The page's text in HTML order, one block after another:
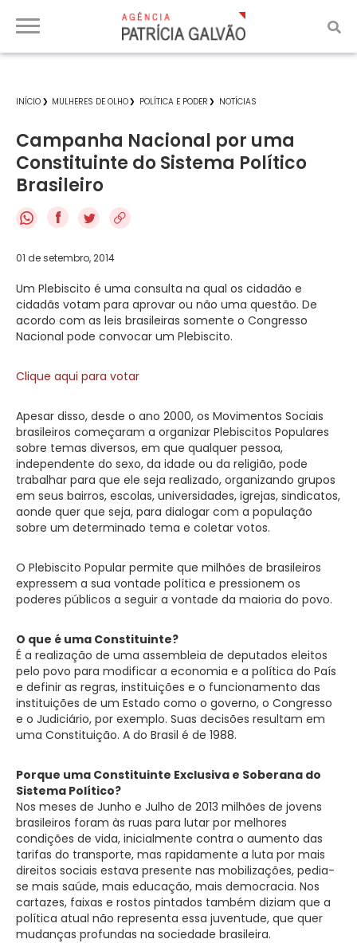
INÍCIO MULHERES DE OLHO POLÍTICA E PODER NOTÍCIAS
Campanha Nacional por uma
Constituinte do Sistema Político
Brasileiro
f
01 de setembro, 2014
Um Plebiscito é uma consulta na qual os cidadão e
cidadãs votam para aprovar ou não uma questão. De
acordo com as leis brasileiras somente o Congresso
Nacional pode convocar um Plebiscito.
Clique aqui para votar
Apesar disso, desde o ano 2000, os Movimentos Sociais
brasileiros começaram a organizar Plebiscitos Populares
sobre temas diversos, em que qualquer pessoa,
independente do sexo, da idade ou da religião, pode
trabalhar para que ele seja realizado, organizando grupos
em seus bairros, escolas, universidades, igrejas, sindicatos,
aonde quer que seja, para dialogar com a população
sobre um determinado tema e coletar votos.
O Plebiscito Popular permite que milhões de brasileiros
expressem a sua vontade política e pressionem os
poderes públicos a seguir a vontade da maioria do povo.
O que é uma Constituinte?
É a realização de uma assembleia de deputados eleitos
pelo povo para modificar a economia e a política do País
e definir as regras, instituições e o funcionamento das
instituições de um Estado como o governo, o Congresso
e o Judiciário, por exemplo. Suas decisões resultam em
uma Constituição. A do Brasil é de 1988.
Porque uma Constituinte Exclusiva e Soberana do
Sistema Político?
Nos meses de Junho e Julho de 2013 milhões de jovens
brasileiros foram às ruas para lutar por melhores
condições de vida, inicialmente contra o aumento das
tarifas do transporte, mas rapidamente a luta por mais
direitos sociais estava presente nas mobilizações, pedia-
se mais saúde, mais educação, mais democracia. Nos
cartazes, faixas e rostos pintados também diziam que a
política atual não representa essa juventude, que quer
mudanças profundas na sociedade brasileira.